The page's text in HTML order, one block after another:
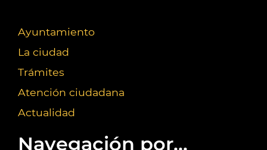
Ayuntamiento
La ciudad
Trámites
Atención ciudadana
Actualidad
Navegación por...